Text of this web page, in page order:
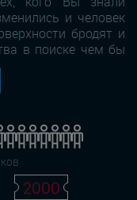
и человек
бродят и
в поиске чем бы
2000